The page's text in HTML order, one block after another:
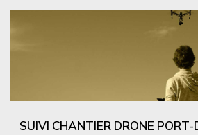
SUIVI CHANTIER DRONE